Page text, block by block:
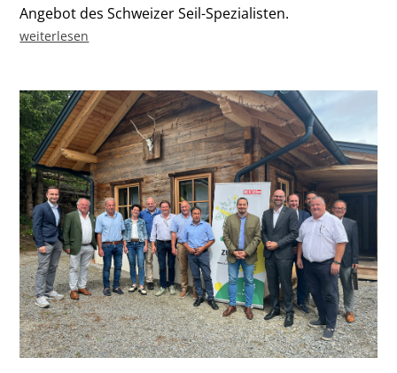
Angebot des Schweizer Seil-Spezialisten.
weiterlesen